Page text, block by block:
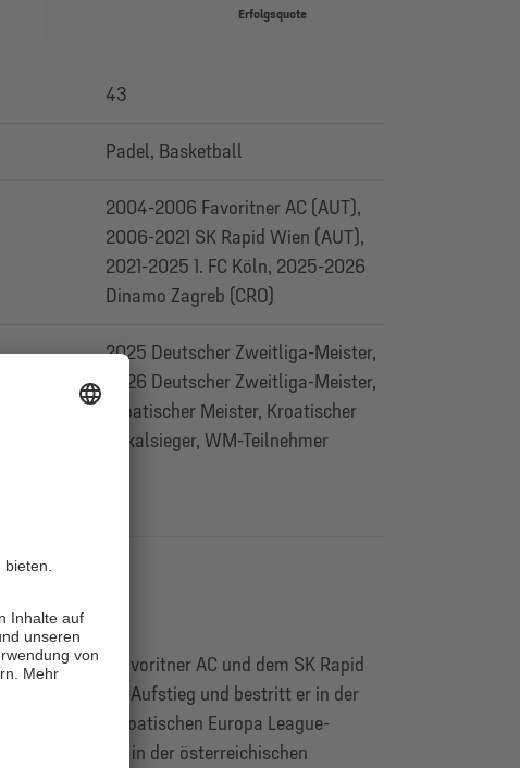
Erfolgsquote
43
Padel, Basketball
2004-2006 Favoritner AC (AUT),
2006-2021 SK Rapid Wien (AUT),
2021-2025 1. FC Köln, 2025-2026
Dinamo Zagreb (CRO)
2025 Deutscher Zweitliga-Meister,
2026 Deutscher Zweitliga-Meister,
Kroatischer Meister, Kroatischer
Pokalsieger, WM-Teilnehmer
beim Favoritner AC und dem SK Rapid
Bundesliga-Aufstieg und bestritt er in der
für den kroatischen Europa League-
sein Debüt in der österreichischen